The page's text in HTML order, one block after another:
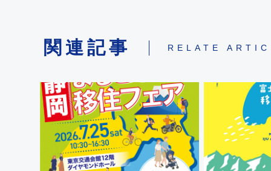
関連記事 RELATE